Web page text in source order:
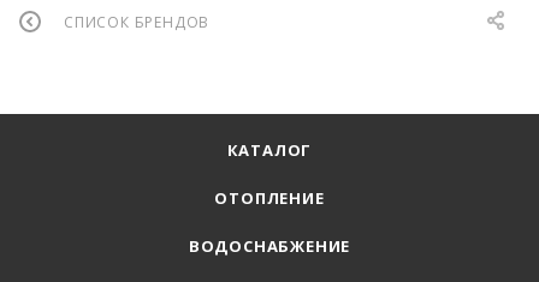
СПИСОК БРЕНДОВ
КАТАЛОГ
ОТОПЛЕНИЕ
ВОДОСНАБЖЕНИЕ